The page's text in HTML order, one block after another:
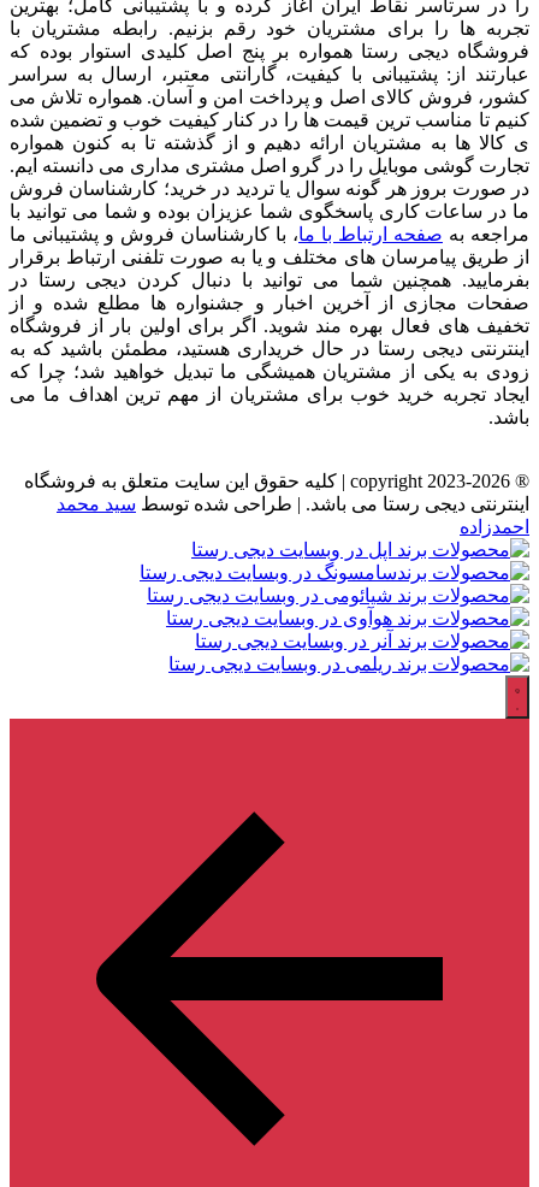
را در سرتاسر نقاط ایران آغاز کرده و با پشتیبانی کامل؛ بهترین
تجربه ها را برای مشتریان خود رقم بزنیم. رابطه مشتریان با
فروشگاه دیجی رستا همواره بر پنج اصل کلیدی استوار بوده که
عبارتند از: پشتیبانی با کیفیت، گارانتی معتبر، ارسال به سراسر
کشور، فروش کالای اصل و پرداخت امن و آسان. همواره تلاش می
کنیم تا مناسب ترین قیمت ها را در کنار کیفیت خوب و تضمین شده
ی کالا ها به مشتریان ارائه دهیم و از گذشته تا به کنون همواره
تجارت گوشی موبایل را در گرو اصل مشتری مداری می دانسته ایم.
در صورت بروز هر گونه سوال یا تردید در خرید؛ کارشناسان فروش
ما در ساعات کاری پاسخگوی شما عزیزان بوده و شما می توانید با
مراجعه به صفحه ارتباط با ما، با کارشناسان فروش و پشتیبانی ما
از طریق پیامرسان های مختلف و یا به صورت تلفنی ارتباط برقرار
بفرمایید. همچنین شما می توانید با دنبال کردن دیجی رستا در
صفحات مجازی از آخرین اخبار و جشنواره ها مطلع شده و از
تخفیف های فعال بهره مند شوید. اگر برای اولین بار از فروشگاه
اینترنتی دیجی رستا در حال خریداری هستید، مطمئن باشید که به
زودی به یکی از مشتریان همیشگی ما تبدیل خواهید شد؛ چرا که
ایجاد تجربه خرید خوب برای مشتریان از مهم ترین اهداف ما می
باشد.
® copyright 2023-2026 | کلیه حقوق این سایت متعلق به فروشگاه
اینترنتی دیجی رستا می باشد. | طراحی شده توسط سید محمد
احمدزاده